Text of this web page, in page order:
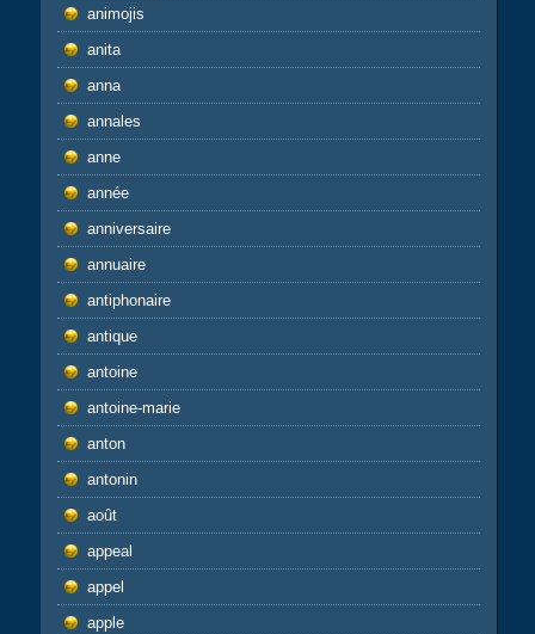
animojis
anita
anna
annales
anne
année
anniversaire
annuaire
antiphonaire
antique
antoine
antoine-marie
anton
antonin
août
appeal
appel
apple